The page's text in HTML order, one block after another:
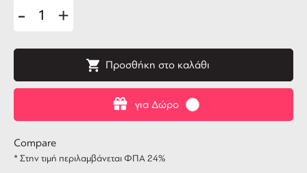
για Δώρο
- +
Προσθήκη στο καλάθι
Compare
* Στην τιμή περιλαμβάνεται ΦΠΑ 24%